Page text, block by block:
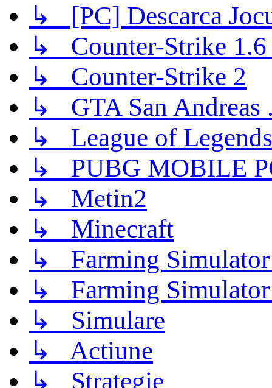
↳ [PC] Descarca
↳ Counter-Strike 1.6
↳ Counter-Strike 2
↳ GTA San Andreas
↳ League of Legends
↳ PUBG MOBILE
↳ Metin2
↳ Minecraft
↳ Farming
↳ Farming
↳ Simulare
↳ Actiune
↳ Strategie